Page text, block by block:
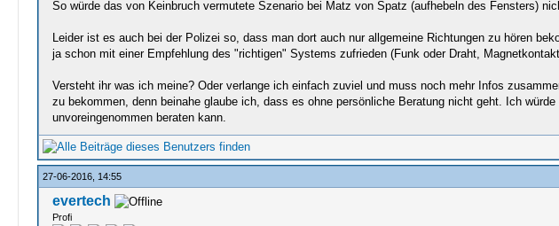
So würde das von Keinbruch vermutete Szenario bei Matz von Spatz (aufhebeln des Fensters)
Leider ist es auch bei der Polizei so, dass man dort auch nur allgemeine Richtungen zu hören
ja schon mit einer Empfehlung des "richtigen" Systems zufrieden (Funk oder Draht,
Versteht ihr was ich meine? Oder verlange ich einfach zuviel und muss noch mehr Infos
zu bekommen, denn beinahe glaube ich, dass es ohne persönliche Beratung nicht geht. Ich
unvoreingenommen beraten kann.
27-06-2016, 14:55
evertech
Profi